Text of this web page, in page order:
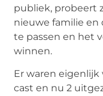
publiek, probeert
nieuwe familie en
te passen en het
winnen.
Er waren
cast en nu 2